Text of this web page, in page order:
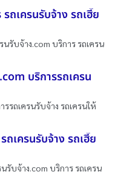
ถเครนรับจ้าง รถเฮี๊ย
นรับจ้าง.com บริการ รถเครน
บริการรถเครน
รถเครนรับจ้าง รถเครนให้
ถเครนรับจ้าง รถเฮี๊ย
รับจ้าง.com บริการ รถเครน